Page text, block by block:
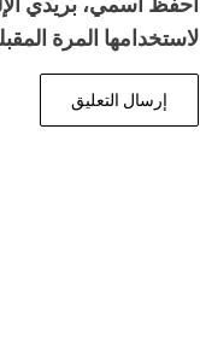
لاستخدامها المرة